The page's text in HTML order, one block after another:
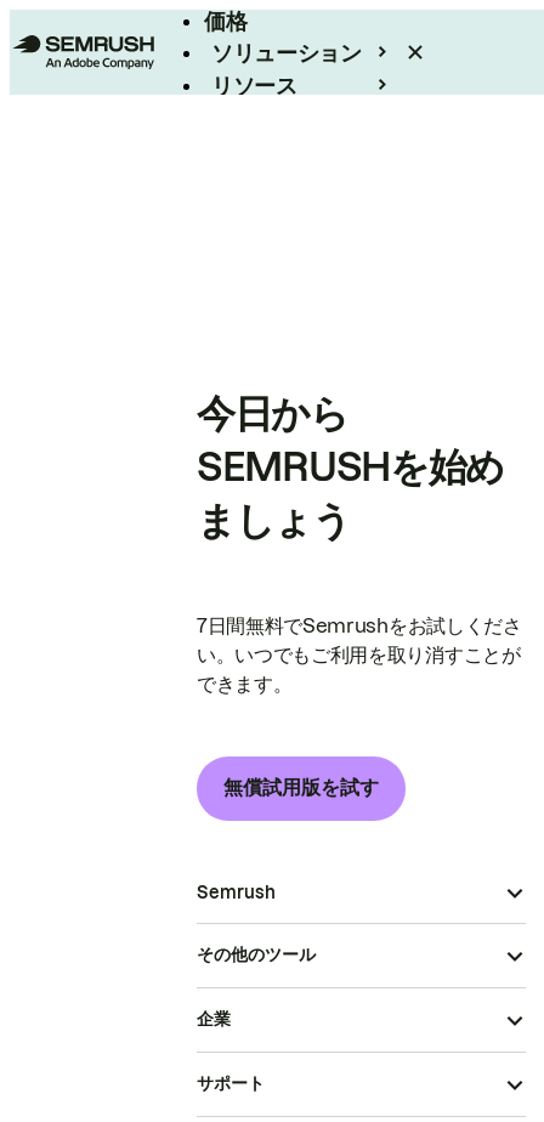
価格
ソリューション
リソース
今日から
SEMRUSHを始め
ましょう
7日間無料でSemrushをお試しくださ
い。いつでもご利用を取り消すことが
できます。
無償試用版を試す
Semrush
その他のツール
企業
サポート